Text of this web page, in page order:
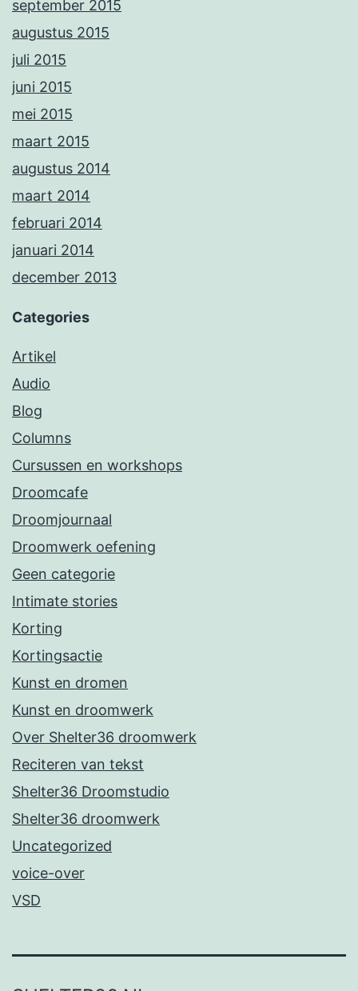
september 2015
augustus 2015
juli 2015
juni 2015
mei 2015
maart 2015
augustus 2014
maart 2014
februari 2014
januari 2014
december 2013
Categories
Artikel
Audio
Blog
Columns
Cursussen en workshops
Droomcafe
Droomjournaal
Droomwerk oefening
Geen categorie
Intimate stories
Korting
Kortingsactie
Kunst en dromen
Kunst en droomwerk
Over Shelter36 droomwerk
Reciteren van tekst
Shelter36 Droomstudio
Shelter36 droomwerk
Uncategorized
voice-over
VSD